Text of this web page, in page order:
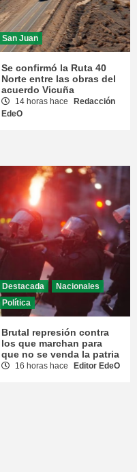
San Juan
Se confirmó la Ruta 40
Norte entre las obras del
acuerdo Vicuña
14 horas hace
Redacción
EdeO
Destacada
Nacionales
Política
Brutal represión contra
los que marchan para
que no se venda la patria
16 horas hace Editor EdeO